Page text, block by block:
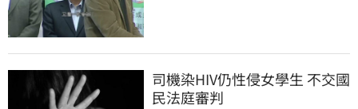
司機染HIV仍性侵女學生 不交國
民法庭審判